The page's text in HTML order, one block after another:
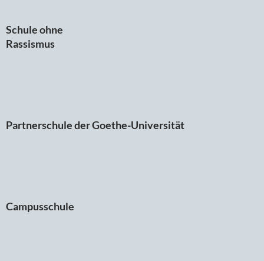
Schule ohne
Rassismus
Partnerschule der Goethe-Universität
Campusschule